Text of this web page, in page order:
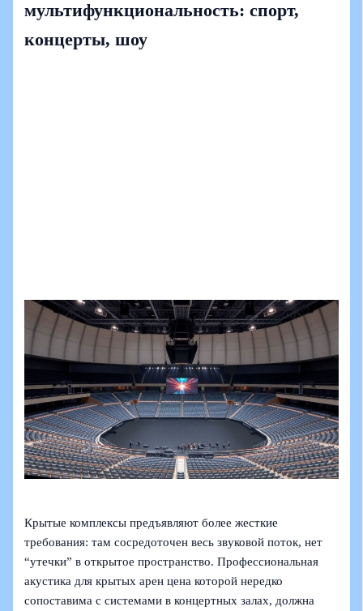
мультифункциональность: спорт,
концерты, шоу
Крытые комплексы предъявляют более жесткие
требования: там сосредоточен весь звуковой поток, нет
“утечки” в открытое пространство. Профессиональная
акустика для крытых арен цена которой нередко
сопоставима с системами в концертных залах, должна